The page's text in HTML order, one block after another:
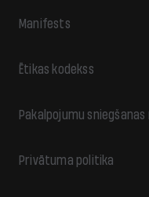
Manifests
Ētikas kodekss
Pakalpojumu
Privātuma politika